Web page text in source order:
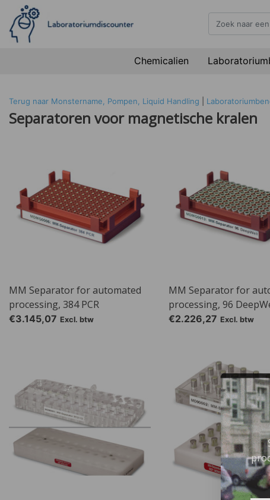
Chemicalien
Terug naar Monstername, Pompen, Liquid Handling
Separatoren voor magnetische kralen
MM Separator for automated
processing, 384 PCR
€3.145,07 Excl. btw
MM Separator for
processing, 96
€2.226,27 Excl. btw